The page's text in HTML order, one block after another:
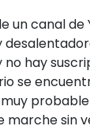
un canal de
no hay
se
marche sin